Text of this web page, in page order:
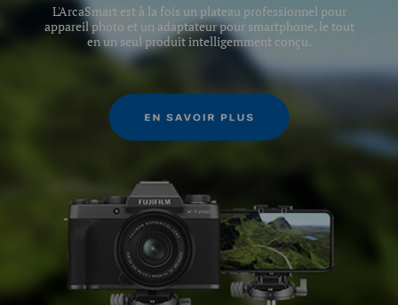
L'ArcaSmart est à la fois un plateau professionnel pour
appareil photo et un adaptateur pour smartphone, le tout
en un seul produit intelligemment conçu.